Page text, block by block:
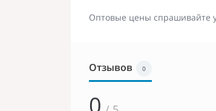
Оптовые цены спрашивайте
Отзывов 0